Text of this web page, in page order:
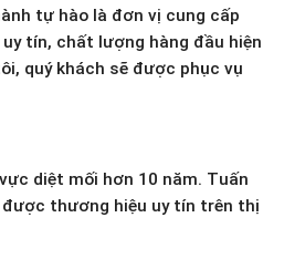
tự hào là đơn vị cung cấp
uy tín, chất lượng hàng đầu hiện
quý khách sẽ được phục vụ
diệt mối hơn 10 năm. Tuấn
thương hiệu uy tín trên thị